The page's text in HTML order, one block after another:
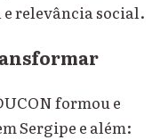
relevância social.
formou e
Sergipe e além: